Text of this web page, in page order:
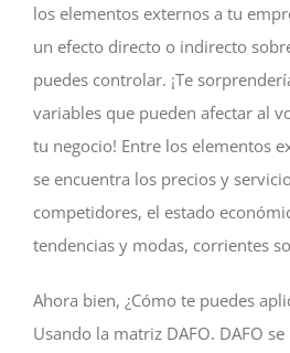
los elementos externos a tu
un efecto directo o indirecto
puedes controlar. ¡Te
variables que pueden afectar al
tu negocio! Entre los elementos
se encuentra los precios y
competidores, el estado
tendencias y modas, corrientes
Ahora bien, ¿Cómo te puedes
Usando la matriz DAFO. DAFO